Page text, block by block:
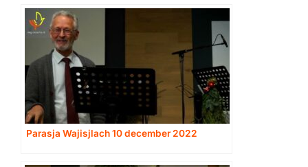
Parasja Wajisjlach 10 december 2022